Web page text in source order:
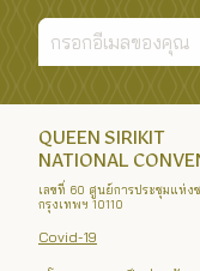
QUEEN SIRIKIT
NATIONAL
เลขที่ 60 ศูนย์การประชุมแห่ง
กรุงเทพฯ 10110
Covid-19